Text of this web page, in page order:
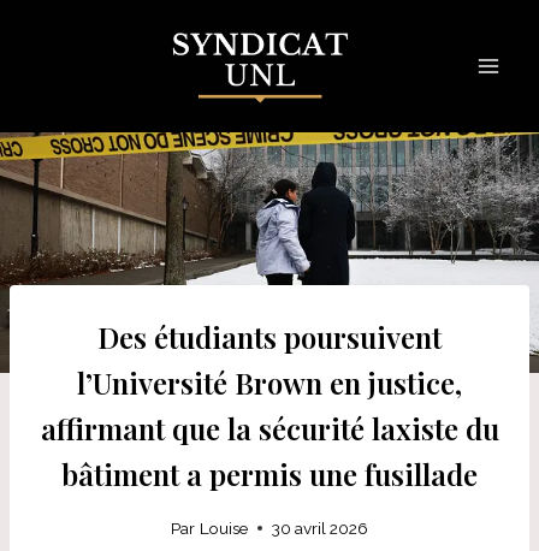
Des étudiants poursuivent
l’Université Brown en justice,
affirmant que la sécurité laxiste du
bâtiment a permis une fusillade
Par Louise 30 avril 2026